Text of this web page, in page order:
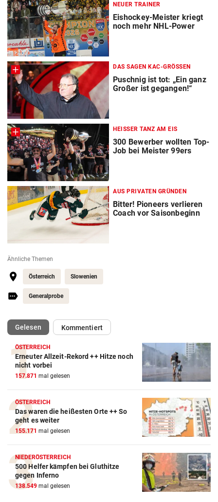
NEUER TRAINER
Eishockey-Meister kriegt
noch mehr NHL-Power
DAS SAGEN KAC-GRÖSSEN
Puschnig ist tot: „Ein ganz
Großer ist gegangen!“
HEISSER TANZ AM EIS
300 Bewerber wollten Top-
Job bei Meister 99ers
AUS PRIVATEN GRÜNDEN
Bitter! Pioneers verlieren
Coach vor Saisonbeginn
Ähnliche Themen
Österreich Slowenien
Generalprobe
Gelesen(ausgewählt)Kommentiert
ÖSTERREICH
Erneuter Allzeit-Rekord ++ Hitze noch
nicht vorbei
157.871 mal gelesen
ÖSTERREICH
Das waren die heißesten Orte ++ So
geht es weiter
155.171 mal gelesen
NIEDERÖSTERREICH
500 Helfer kämpfen bei Gluthitze
gegen Inferno
138.549 mal gelesen
Action-Cam Vergleich
ZUM VERGLEICH
Crosstrainer Vergleich
ZUM VERGLEICH
E-Bike Vergleich
ZUM VERGLEICH
Elektro-Scooter Vergleich
ZUM VERGLEICH